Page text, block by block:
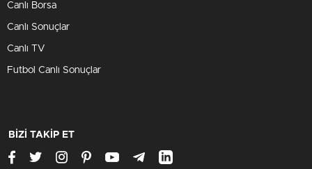
Canlı Borsa
Canlı Sonuçlar
Canlı TV
Futbol Canlı Sonuçlar
BİZİ TAKİP ET